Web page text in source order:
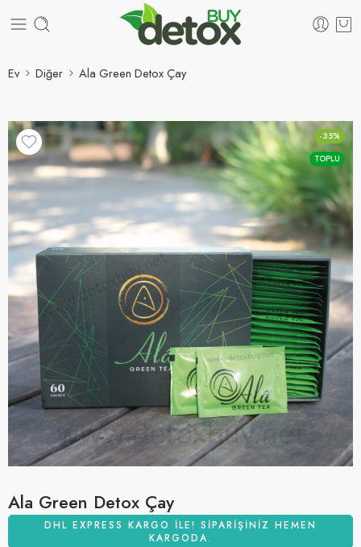
Ev Diğer Ala Green Detox Çay
-35%
TOPLU
Ala Green Detox Çay
DHL EXPRESS KARGO ILE! SIPARIŞINIZ HEMEN
KARGODA.